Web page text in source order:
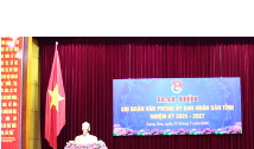
quan hành chính nhà nước